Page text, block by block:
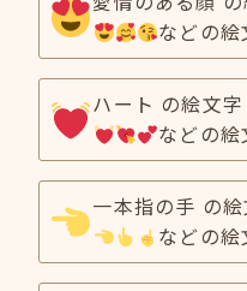
などの
ハート の絵文
などの
一本指の手 の
などの